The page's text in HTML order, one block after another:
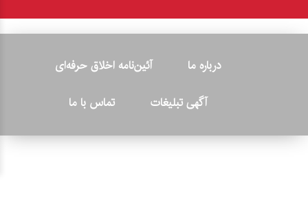
درباره ما
آئین‌نامه اخلاق حرفه‌ای
آگهی تبلیغات
تماس با ما